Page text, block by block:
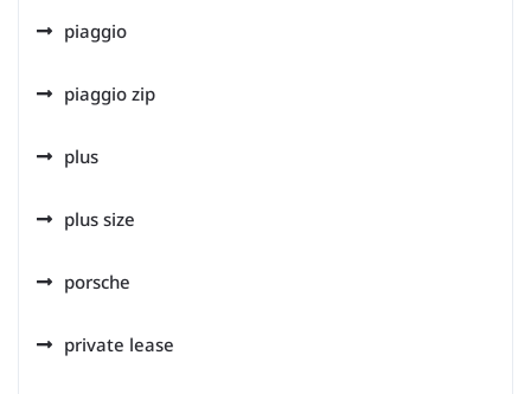
piaggio
piaggio zip
plus
plus size
porsche
private lease